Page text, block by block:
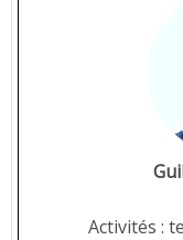
Activités :